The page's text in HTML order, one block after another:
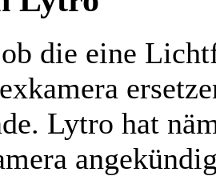
die eine
Lytro hat